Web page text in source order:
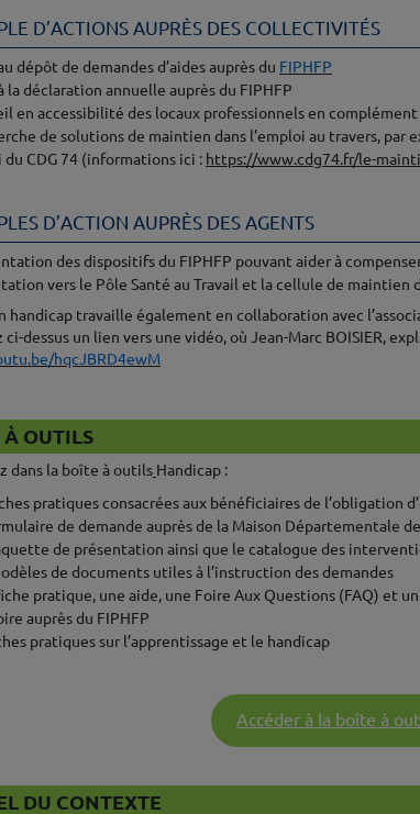
D’ACTIONS AUPRÈS DES COLLECTIVITÉS
dépôt de demandes d’aides auprès du FIPHFP
la déclaration annuelle auprès du FIPHFP
en accessibilité des locaux professionnels en
de solutions de maintien dans l’emploi au travers, par
du CDG 74 (informations ici : https://www.cdg74.fr/le-
D’ACTION AUPRÈS DES AGENTS
des dispositifs du FIPHFP pouvant aider à
vers le Pôle Santé au Travail et la cellule de maintien
handicap travaille également en collaboration avec
dessus un lien vers une vidéo, où Jean-Marc BOISIER,
hqcJBRD4ewM
À OUTILS
dans la boîte à outils Handicap :
pratiques consacrées aux bénéficiaires de l’obligation
de demande auprès de la Maison Départementale
de présentation ainsi que le catalogue des
de documents utiles à l’instruction des demandes
pratique, une aide, une Foire Aux Questions (FAQ) et
auprès du FIPHFP
pratiques sur l’apprentissage et le handicap
Accéder à la boîte à
DU CONTEXTE